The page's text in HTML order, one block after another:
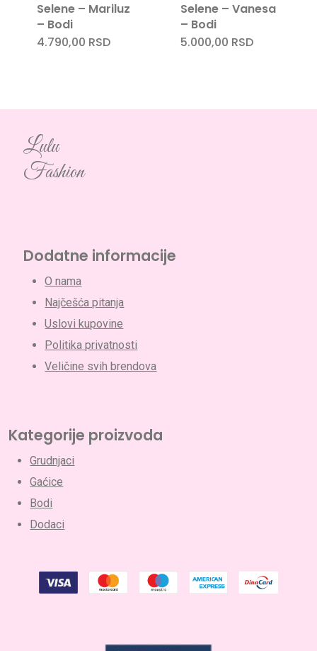
Selene – Mariluz
– Bodi
4.790,00 RSD
Selene – Vanesa
– Bodi
5.000,00 RSD
Lulu
Fashion
Dodatne informacije
O nama
Najčešća pitanja
Uslovi kupovine
Politika privatnosti
Veličine svih brendova
Kategorije proizvoda
Grudnjaci
Gaćice
Bodi
Dodaci